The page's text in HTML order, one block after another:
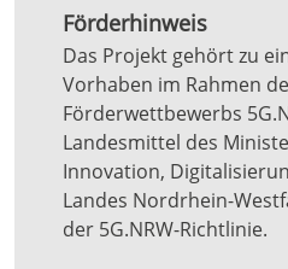
Förderhinweis
Das Projekt gehört zu
Vorhaben im Rahmen
Förderwettbewerbs
Landesmittel des
Innovation,
Landes Nordrhein-
der 5G.NRW-Richtlinie.